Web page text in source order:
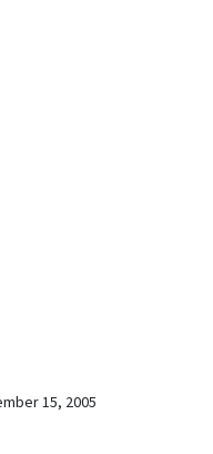
15, 2005